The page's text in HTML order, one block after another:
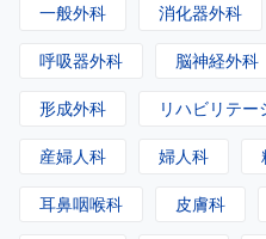
一般外科 消化器外科
呼吸器外科 脳神経外科
形成外科 リハビリテー
産婦人科 婦人科
耳鼻咽喉科 皮膚科